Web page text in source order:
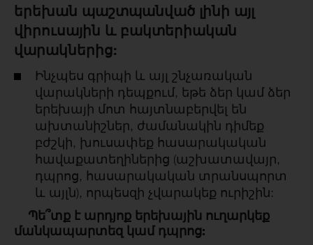
երեխան պաշտպանված լինի այլ
վիրուսային և բակտերիական
վարակներից:
Ինչպես գրիպի և այլ շնչառական
վարակների դեպքում, եթե ձեր կամ ձեր
երեխայի մոտ հայտնաբերվել են
ախտանիշներ, ժամանակին դիմեք
բժշկի, խուսափեք հասարակական
հավաքատեղիներից (աշխատավայր,
դպրոց, հասարակական տրանսպորտ
և այլն), որպեսզի չվարակեք ուրիշին:
Պե՞տք է արդյոք երեխային ուղարկեք
մանկապարտեզ կամ դպրոց: